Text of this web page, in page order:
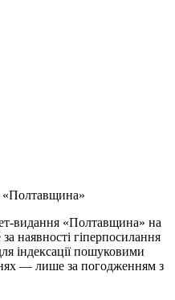
«Полтавщина»
видання «Полтавщина» на
наявності гіперпосилання
індексації пошуковими
— лише за погодженням з